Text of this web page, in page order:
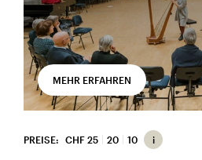
MEHR ERFAHREN
PREISE: CHF 25 20 10